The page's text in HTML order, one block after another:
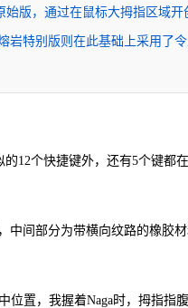
版，通过在鼠标大拇指区域
岩特别版则在此基础上采用了
的12个快捷键外，还有5个键
中间部分为带横向纹路的橡胶
位置，我握着Naga时，拇指指